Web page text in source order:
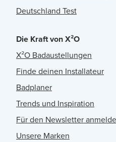
Deutschland Test
Die Kraft von X²O
X²O Badaustellungen
Finde deinen Installateur
Badplaner
Trends und Inspiration
Für den Newsletter
Unsere Marken